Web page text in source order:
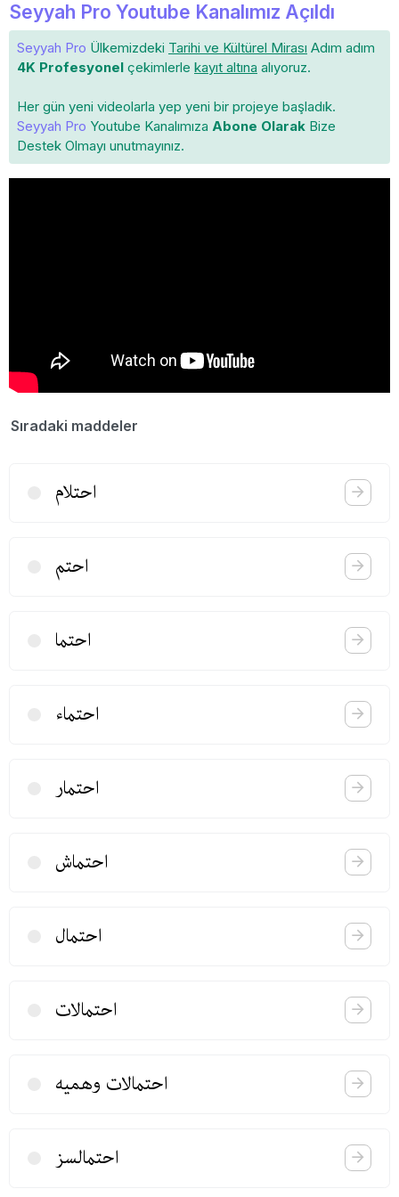
Seyyah Pro Youtube Kanalımız Açıldı
Seyyah Pro Ülkemizdeki Tarihi ve Kültürel Mirası Adım adım
4K Profesyonel çekimlerle kayıt altına alıyoruz.
Her gün yeni videolarla yep yeni bir projeye başladık.
Seyyah Pro Youtube Kanalımıza Abone Olarak Bize
Destek Olmayı unutmayınız.
Sıradaki maddeler
احتلام
احتم
احتما
احتماء
احتمار
احتماش
احتمال
احتمالات
احتمالات وهمیه
احتمالسز